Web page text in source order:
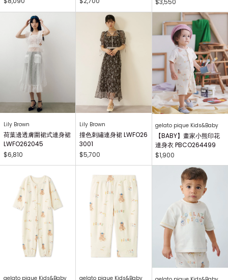
Lily Brown
荷葉邊透膚圍裙式連身裙
LWFO262045
$6,810
Lily Brown
撞色刺繡連身裙 LWFO26
3001
$5,700
gelato pique Kids&Baby
【BABY】畫家小熊印花
連身衣 PBCO264499
$1,900
gelato pique Kids&Baby gelato pique Kids&Baby